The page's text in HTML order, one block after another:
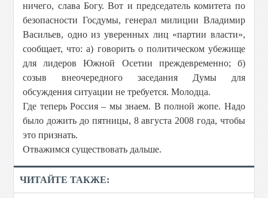
ничего, слава Богу. Вот и председатель комитета по
безопасности Госдумы, генерал милиции Владимир
Васильев, одно из уверенных лиц «партии власти»,
сообщает, что: а) говорить о политическом убежище
для лидеров Южной Осетии преждевременно; б)
созыв внеочередного заседания Думы для
обсуждения ситуации не требуется. Молодца.
Где теперь Россия – мы знаем. В полной жопе. Надо
было дожить до пятницы, 8 августа 2008 года, чтобы
это признать.
Отважимся существовать дальше.
ЧИТАЙТЕ ТАКЖЕ: